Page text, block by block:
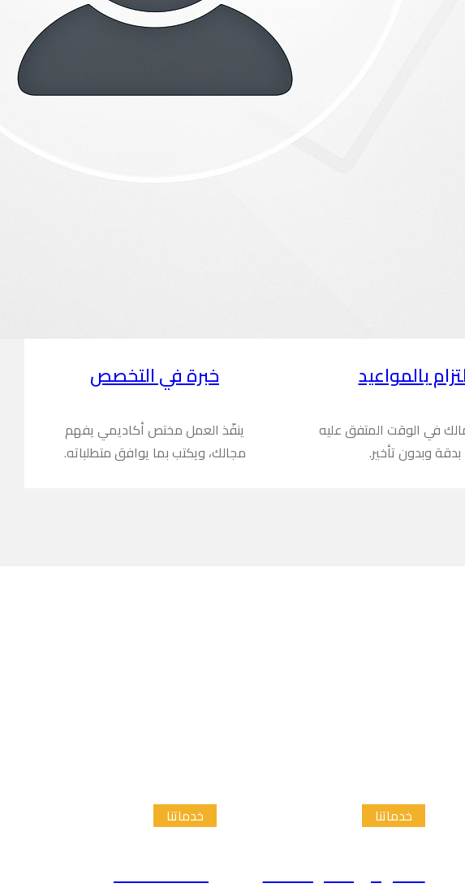
بالمواعيد
في الوقت المتفق عليه
بدقة وبدون تأخير.
خبرة في التخصص
ينفّذ العمل مختص أكاديمي يفهم
مجالك، ويكتب بما يوافق متطلباته.
خدماتنا
تلخيص الدراسات
خدماتنا
إعداد الاطار